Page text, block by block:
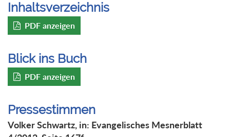
Inhaltsverzeichnis
PDF anzeigen
Blick ins Buch
PDF anzeigen
Pressestimmen
Volker Schwartz, in: Evangelisches Mesnerblatt